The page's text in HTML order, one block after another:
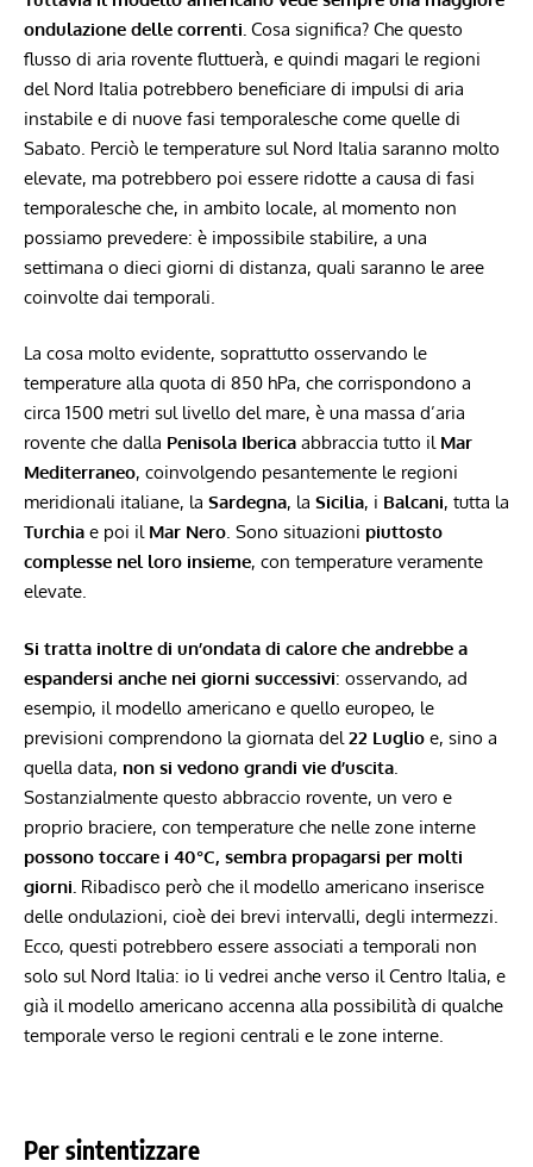
ondulazione delle correnti. Cosa significa? Che questo
flusso di aria rovente fluttuerà, e quindi magari le regioni
del Nord Italia potrebbero beneficiare di impulsi di aria
instabile e di nuove fasi temporalesche come quelle di
Sabato. Perciò le temperature sul Nord Italia saranno molto
elevate, ma potrebbero poi essere ridotte a causa di fasi
temporalesche che, in ambito locale, al momento non
possiamo prevedere: è impossibile stabilire, a una
settimana o dieci giorni di distanza, quali saranno le aree
coinvolte dai temporali.
La cosa molto evidente, soprattutto osservando le
temperature alla quota di 850 hPa, che corrispondono a
circa 1500 metri sul livello del mare, è una massa d’aria
rovente che dalla Penisola Iberica abbraccia tutto il Mar
Mediterraneo, coinvolgendo pesantemente le regioni
meridionali italiane, la Sardegna, la Sicilia, i Balcani, tutta la
Turchia e poi il Mar Nero. Sono situazioni piuttosto
complesse nel loro insieme, con temperature veramente
elevate.
Si tratta inoltre di un’ondata di calore che andrebbe a
espandersi anche nei giorni successivi: osservando, ad
esempio, il modello americano e quello europeo, le
previsioni comprendono la giornata del 22 Luglio e, sino a
quella data, non si vedono grandi vie d’uscita
Sostanzialmente questo abbraccio rovente, un vero e
proprio braciere, con temperature che nelle zone interne
possono toccare i 40°C, sembra propagarsi per molti
giorni. Ribadisco però che il modello americano inserisce
delle ondulazioni, cioè dei brevi intervalli, degli intermezzi.
Ecco, questi potrebbero essere associati a temporali non
solo sul Nord Italia: io li vedrei anche verso il Centro Italia, e
già il modello americano accenna alla possibilità di qualche
temporale verso le regioni centrali e le zone interne.
Per sintentizzare